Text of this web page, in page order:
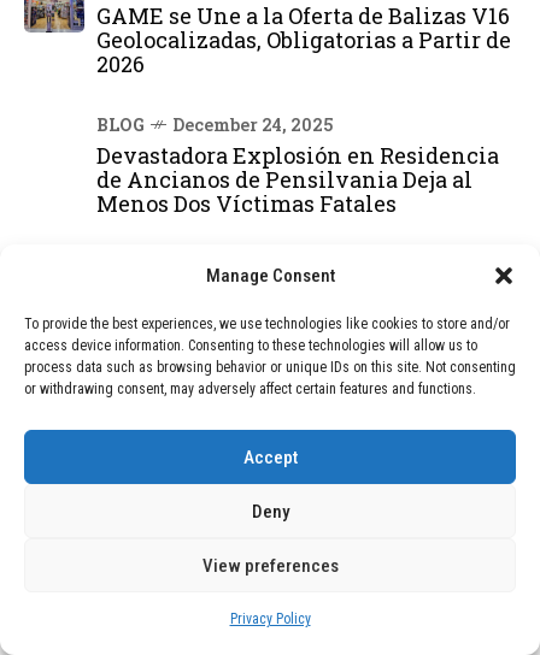
Manage Consent
To provide the best experiences, we use technologies like cookies to store and/or
access device information. Consenting to these technologies will allow us to
process data such as browsing behavior or unique IDs on this site. Not consenting
or withdrawing consent, may adversely affect certain features and functions.
Accept
Deny
View preferences
Privacy Policy
GAME se Une a la Oferta de Balizas V16
Geolocalizadas, Obligatorias a Partir de
2026
BLOG December 24, 2025
Devastadora Explosión en Residencia
de Ancianos de Pensilvania Deja al
Menos Dos Víctimas Fatales
DEAL OF THE MONTH
01 TECNOLOGÍA December 24, 2025
Vídeo impactante: BYD revela en
grabación cómo añadir 400 km de rango
February 9, 2026
ruedas todo terreno: este scooter cuesta
solo 300 euros y representa una
adquisición impresionante